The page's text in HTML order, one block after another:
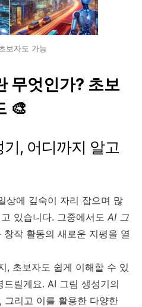
보자도 가능
무엇인가? 초보
🎨
, 어디까지 알고
상에 깊숙이 자리 잡으며 많
있습니다. 그중에서도 AI 그
작 활동의 새로운 지평을 열
, 초보자도 쉽게 이해할 수 있
릴게요. AI 그림 생성기의
그리고 이를 활용한 다양한